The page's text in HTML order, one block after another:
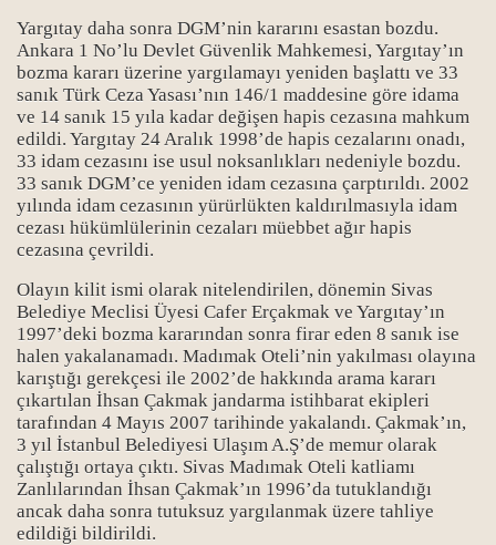
Yargıtay daha sonra DGM’nin kararını esastan bozdu.
Ankara 1 No’lu Devlet Güvenlik Mahkemesi, Yargıtay’ın
bozma kararı üzerine yargılamayı yeniden başlattı ve 33
sanık Türk Ceza Yasası’nın 146/1 maddesine göre idama
ve 14 sanık 15 yıla kadar değişen hapis cezasına mahkum
edildi. Yargıtay 24 Aralık 1998’de hapis cezalarını onadı,
33 idam cezasını ise usul noksanlıkları nedeniyle bozdu.
33 sanık DGM’ce yeniden idam cezasına çarptırıldı. 2002
yılında idam cezasının yürürlükten kaldırılmasıyla idam
cezası hükümlülerinin cezaları müebbet ağır hapis
cezasına çevrildi.
Olayın kilit ismi olarak nitelendirilen, dönemin Sivas
Belediye Meclisi Üyesi Cafer Erçakmak ve Yargıtay’ın
1997’deki bozma kararından sonra firar eden 8 sanık ise
halen yakalanamadı. Madımak Oteli’nin yakılması olayına
karıştığı gerekçesi ile 2002’de hakkında arama kararı
çıkartılan İhsan Çakmak jandarma istihbarat ekipleri
tarafından 4 Mayıs 2007 tarihinde yakalandı. Çakmak’ın,
3 yıl İstanbul Belediyesi Ulaşım A.Ş’de memur olarak
çalıştığı ortaya çıktı. Sivas Madımak Oteli katliamı
Zanlılarından İhsan Çakmak’ın 1996’da tutuklandığı
ancak daha sonra tutuksuz yargılanmak üzere tahliye
edildiği bildirildi.